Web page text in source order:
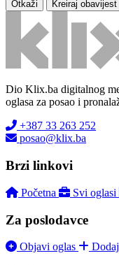
Otkaži Kreiraj obavijest
Dio Klix.ba digitalnog
oglasa za posao i
+387 33 263 252
posao@klix.ba
Brzi linkovi
Početna Svi oglasi
Za poslodavce
Objavi oglas